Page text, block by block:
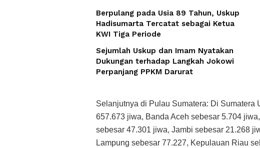
Berpulang pada Usia 89 Tahun, Uskup
Hadisumarta Tercatat sebagai Ketua
KWI Tiga Periode
Sejumlah Uskup dan Imam Nyatakan
Dukungan terhadap Langkah Jokowi
Perpanjang PPKM Darurat
Selanjutnya di Pulau Sumatera: Di
657.673 jiwa, Banda Aceh sebesar 5.704
sebesar 47.301 jiwa, Jambi sebesar 21.268
Lampung sebesar 77.227, Kepulauan Riau